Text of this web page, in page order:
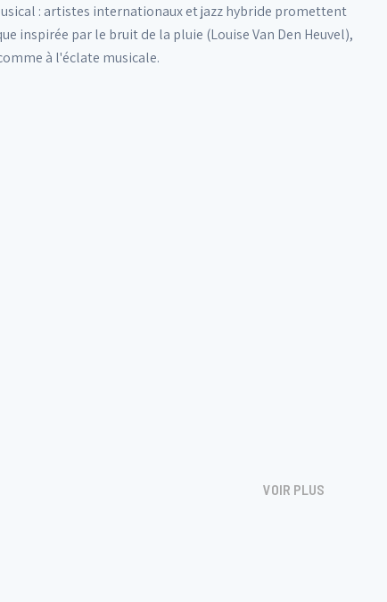
: artistes internationaux et jazz hybride promettent
inspirée par le bruit de la pluie (Louise Van Den Heuvel),
à l'éclate musicale.
VOIR PLUS